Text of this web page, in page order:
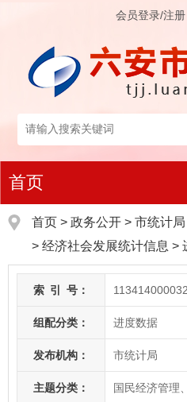
会员登录/注册
首页
首页 > 政务公开 > 市统计局
> 经济社会发展统计信息 >
索 引 号：
组配分类： 进度数据
发布机构： 市统计局
主题分类： 国民经济管理